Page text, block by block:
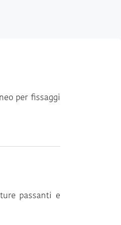
per fissaggi
passanti e